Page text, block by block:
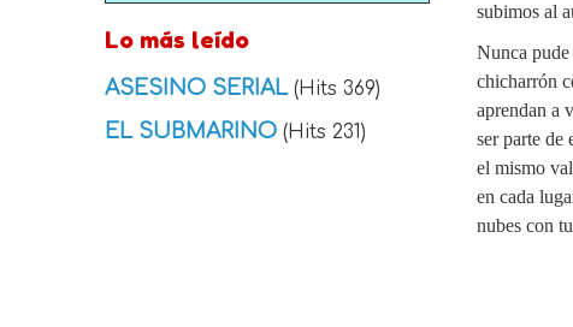
subimos al
Nunca
chicharrón
aprendan a
ser parte de
el mismo
en cada
nubes con
Lo más leído
ASESINO SERIAL (Hits 369)
EL SUBMARINO (Hits 231)